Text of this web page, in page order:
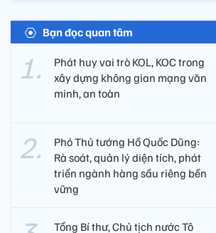
Bạn đọc quan tâm
Phát huy vai trò KOL, KOC trong
xây dựng không gian mạng văn
minh, an toàn
Phó Thủ tướng Hồ Quốc Dũng:
Rà soát, quản lý diện tích, phát
triển ngành hàng sầu riêng bền
vững
Tổng Bí thư, Chủ tịch nước Tô